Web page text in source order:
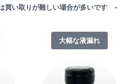
買い取りが難しい場合が多いです -
大幅な液漏れ